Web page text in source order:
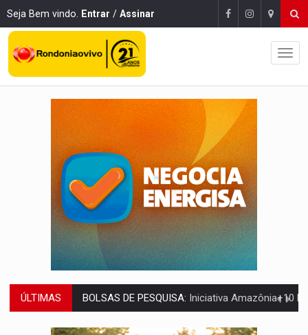
Seja Bem vindo. Entrar / Assinar
ÚLTIMAS MATERIAL:Brasil tem grandes reservas de urânio, mas produz pouco e
VÍDEO:Serpente capturada na fábrica da Coca-Cola é